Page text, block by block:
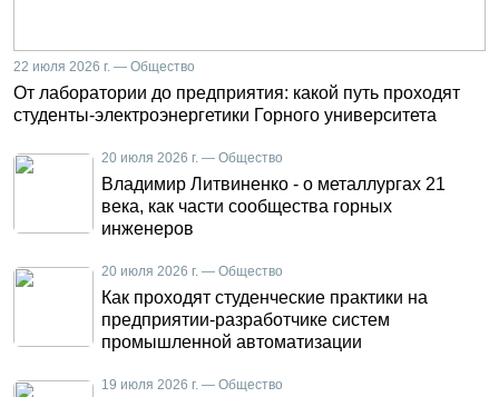
22 июля 2026 г. — Общество
От лаборатории до предприятия: какой путь проходят
студенты-электроэнергетики Горного университета
20 июля 2026 г. — Общество
Владимир Литвиненко - о металлургах 21
века, как части сообщества горных
инженеров
20 июля 2026 г. — Общество
Как проходят студенческие практики на
предприятии-разработчике систем
промышленной автоматизации
19 июля 2026 г. — Общество